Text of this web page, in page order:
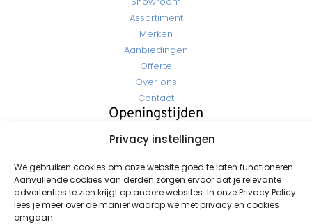
Privacy instellingen
We gebruiken cookies om onze website goed te laten functioneren.
Aanvullende cookies van derden zorgen ervoor dat je relevante
advertenties te zien krijgt op andere websites. In onze Privacy Policy
lees je meer over de manier waarop we met privacy en cookies
omgaan.
Assortiment
Merken
Aanbiedingen
Offerte
Over ons
Contact
Openingstijden
Zaterdag - Zondag: Gesloten
Contact
Info@rozemacoatings.nl
+31 (0)596-613 549
Seendweg 16 9936 GA Farmsum / Delfzijl (Havennr. 3010)